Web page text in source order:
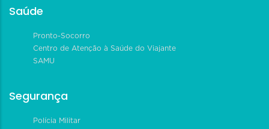
Saúde
Pronto-Socorro
Centro de Atenção à Saúde do Viajante
SAMU
Segurança
Polícia Militar